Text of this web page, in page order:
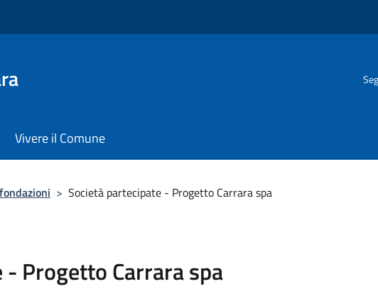
Vivere il Comune
> Società partecipate - Progetto Carrara spa
Progetto Carrara spa